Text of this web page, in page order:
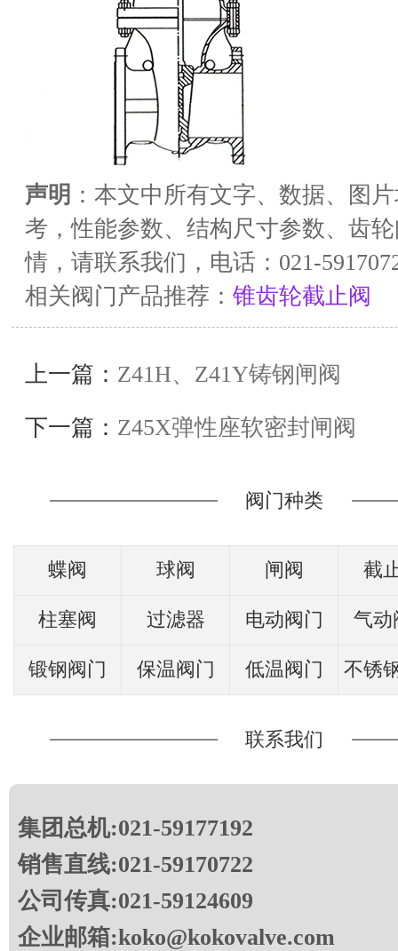
声明 ：本文中所有文字、数据、图
考，性能参数、结构尺寸参数、齿
情，请联系我们，电话：021-
相关阀门产品推荐： 锥齿轮截止阀
上一篇： Z41H、Z41Y铸钢闸阀
下一篇： Z45X弹性座软密封闸阀
阀门种类
蝶阀 球阀 闸阀 截
柱塞阀 过滤器 电动阀门 气动
锻钢阀门 保温阀门 低温阀门 不锈
联系我们
集团总机:021-59177192
销售直线:021-59170722
公司传真:021-59124609
企业邮箱:koko@kokovalve.com